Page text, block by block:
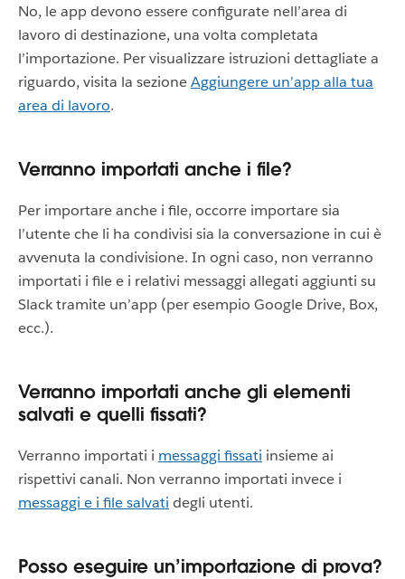
No, le app devono essere configurate nell’area di
lavoro di destinazione, una volta completata
l’importazione. Per visualizzare istruzioni dettagliate a
riguardo, visita la sezioneAggiungere un’app alla tua
area di lavoro.
Verranno importati anche i file?
Per importare anche i file, occorre importare sia
l’utente che li ha condivisi sia la conversazione in cui è
avvenuta la condivisione. In ogni caso, non verranno
importati i file e i relativi messaggi allegati aggiunti su
Slack tramite un’app (per esempio Google Drive, Box,
ecc.).
Verranno importati anche gli elementi
salvati e quelli fissati?
Verranno importati i messaggi fissati insieme ai
rispettivi canali. Non verranno importati invece i
messaggi e i file salvati degli utenti.
Posso eseguire un’importazione di prova?